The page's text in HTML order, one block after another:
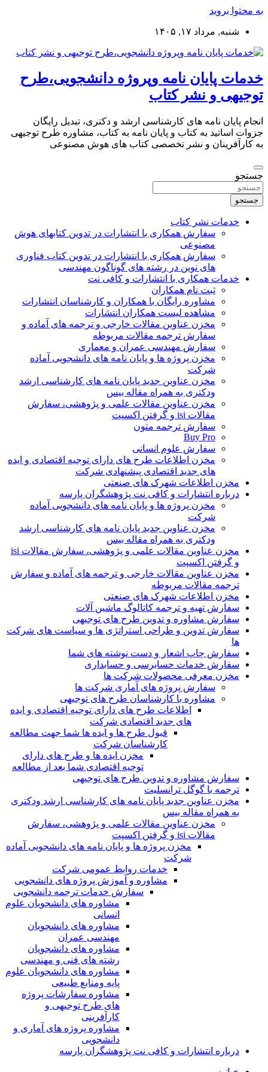
به محتوا بروید
شنبه, مرداد ۱۷, ۱۴۰۵
خدمات پایان نامه وپروژه دانشجویی،طرح
توجیهی و نشر کتاب
انجام پایان نامه های کارشناسی ارشد و دکتری، تبدیل رایگان
جزوات اساتید به کتاب و پایان نامه به کتاب، مشاوره طرح توجیهی
به کارآفرینان و نشر تخصصی کتاب های هوش مصنوعی
جستجو
جستجو
خدمات نشر کتاب
سفارش همکاری با انتشارات در تدوین کتابهای هوش
مصنوعی
سفارش همکاری با انتشارات در تدوین کتاب فناوری
های نوین در رشته های گوناگون مهندسی
خدمات همکاری با انتشارات و کافی نت
ثبت نام همکاران
مشاوره رایگان با همکاران و کارشناسان انتشارات
مشاهده لیست همکاران انتشارات
مخزن عناوین مقالات خارجی و ترجمه های آماده و
سفارش ترجمه مقالات مربوطه
سفارش مهندسی عمران و معماری
مخزن پروژه ها و پایان نامه های دانشجویی آماده
شرکت
مخزن عناوین جدید پایان نامه های کارشناسی ارشد
ودکتری به همراه مقاله بیس
مخزن عناوین مقالات علمی و پژوهشی، سفارش
مقالات isi و گرفتن اکسپت
سفارش ترجمه متون
Buy Pro
سفارش علوم انسانی
مخزن اطلاعات طرح های دارای توجیه اقتصادی و ایده
های جدید اقتصادی پیشنهادی شرکت
مخزن اطلاعات شهرک های صنعتی
درباره انتشارات و کافی نت پژوهشگران پارسه
مخزن پروژه ها و پایان نامه های دانشجویی آماده
شرکت
مخزن عناوین جدید پایان نامه های کارشناسی ارشد
ودکتری به همراه مقاله بیس
مخزن عناوین مقالات علمی و پژوهشی، سفارش مقالات isi
و گرفتن اکسپت
مخزن عناوین مقالات خارجی و ترجمه های آماده و سفارش
ترجمه مقالات مربوطه
مخزن اطلاعات شهرک های صنعتی
سفارش تهیه و ترجمه کاتالوگ ماشین آلات
سفارش مشاوره و تدوین طرح های توجیهی
سفارش تدوین و طراحی استراتژی ها و سیاست های شرکت
ها
سفارش چاپ اشعار و دست نوشته های شما
سفارش خدمات حسابرسی و حسابداری
مخزن معرفی محصولات شرکت ها
سفارش پروژه های آماری شرکت ها
مشاوره با کارشناسان طرح های توجیهی
اطلاعات طرح های دارای توجیه اقتصادی و ایده
های جدید اقتصادی شرکت
قبول طرح ها و ایده ها شما جهت مطالعه
کارشناسان شرکت
مخزن ایده ها و طرح های دارای
توجیه اقتصادی شما بعد از مطالعه
سفارش مشاوره و تدوین طرح های توجیهی
ترجمه با گوگل ترانسلیت
مخزن عناوین جدید پایان نامه های کارشناسی ارشد ودکتری
به همراه مقاله بیس
مخزن عناوین مقالات علمی و پژوهشی، سفارش
مقالات isi و گرفتن اکسپت
مخزن پروژه ها و پایان نامه های دانشجویی آماده
شرکت
خدمات روابط عمومی شرکت
مشاوره و آموزش پروژه های دانشجویی
سفارش خدمات ترجمه دانشجویی
مشاوره های دانشجویان علوم
انسانی
مشاوره های دانشجویان
مهندسی عمران
مشاوره های دانشجویان
رشته های فنی و مهندسی
مشاوره های دانشجویان علوم
پایه ومنابع طبیعی
مشاوره سفارشات پروژه
های طرح توجیهی و
کارآفرینی
مشاوره پروژه های آماری و
دانشجویی
درباره انتشارات و کافی نت پژوهشگران پارسه